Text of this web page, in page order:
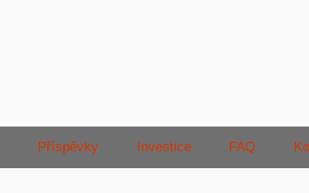
Příspěvky Investice FAQ